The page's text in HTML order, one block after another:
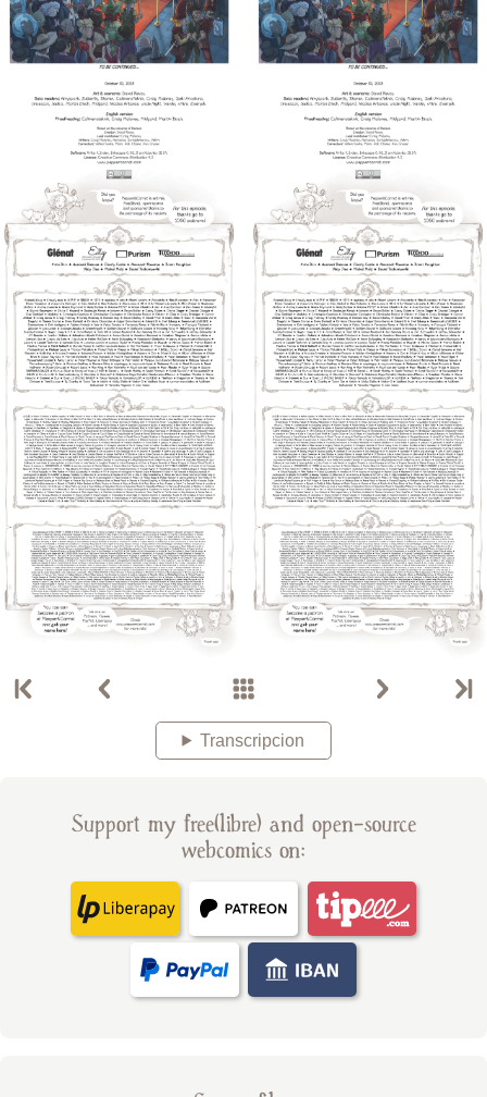
Transcripcion
Support my free(libre) and open-source
webcomics on: